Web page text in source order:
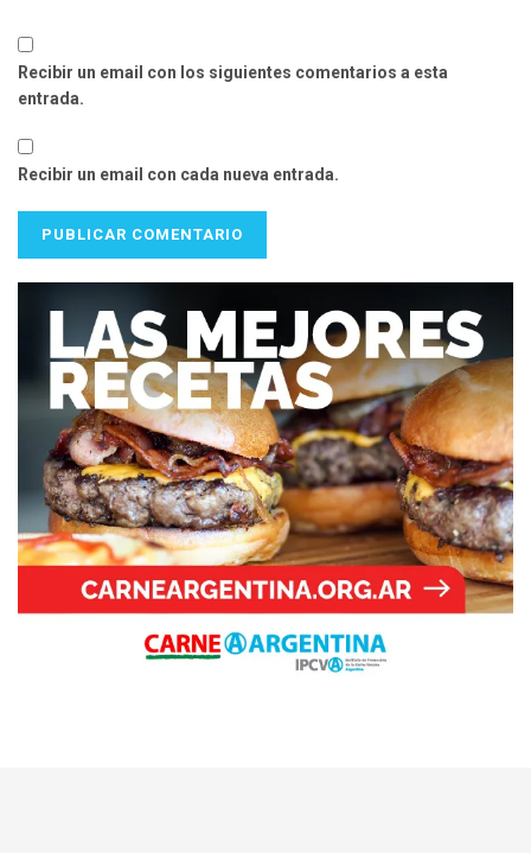
Recibir un email con los siguientes comentarios a esta
entrada.
Recibir un email con cada nueva entrada.